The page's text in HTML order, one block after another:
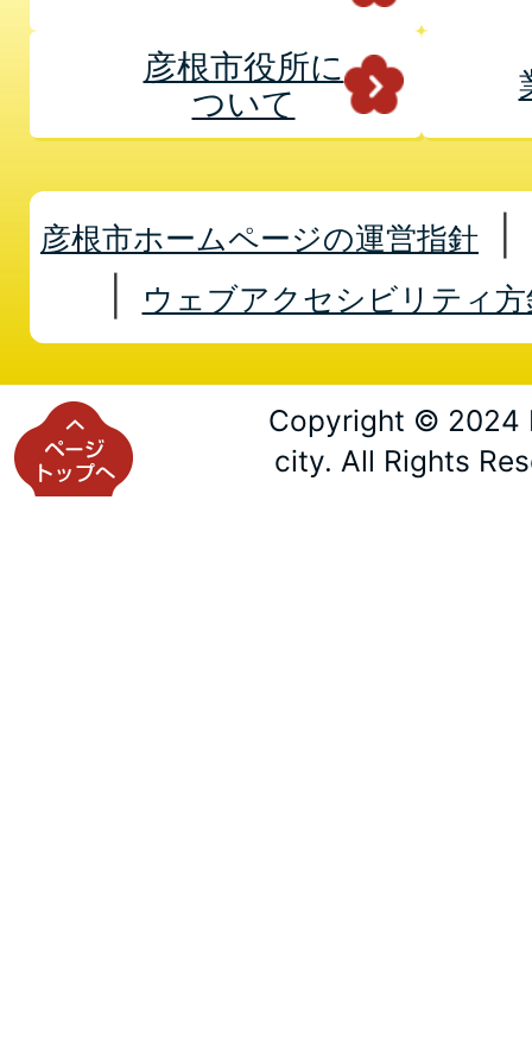
彦根市役所に
ついて
彦根市ホームページの運営指針
ウェブアクセシビリティ方
Copyright © 2024
city. All Rights